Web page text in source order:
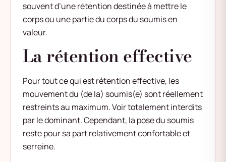
souvent d’une rétention destinée à mettre le
corps ou une partie du corps du soumis en
valeur.
La rétention effective
Pour tout ce qui est rétention effective, les
mouvement du (de la) soumis(e) sont réellement
restreints au maximum. Voir totalement interdits
par le dominant. Cependant, la pose du soumis
reste pour sa part relativement confortable et
serreine.